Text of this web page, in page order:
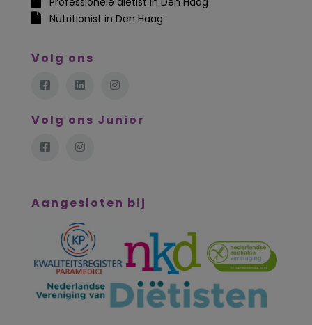
Nutritionist in Den Haag
Volg ons
Volg ons Junior
Aangesloten bij